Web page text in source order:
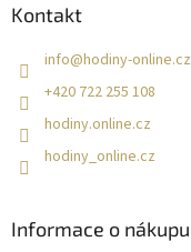
Kontakt
info@hodiny-online.cz
+420 722 255 108
hodiny.online.cz
hodiny_online.cz
Informace o nákupu